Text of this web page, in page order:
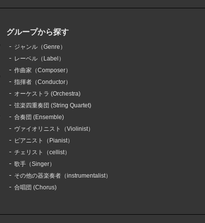
グループから探す
ジャンル（Genre）
レーベル（Label）
作曲家（Composer）
指揮者（Conductor）
オーケストラ (Orchestra)
弦楽四重奏団 (String Quartet)
合奏団 (Ensemble)
ヴァイオリニスト（Violinist）
ピアニスト（Pianist）
チェリスト（cellist）
歌手（Singer）
その他の器楽奏者（instrumentalist）
合唱団 (Chorus)